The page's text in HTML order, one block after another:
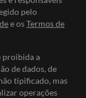
pelo
e osTermos de
proibida a
de dados, de
tipificado, mas
operações